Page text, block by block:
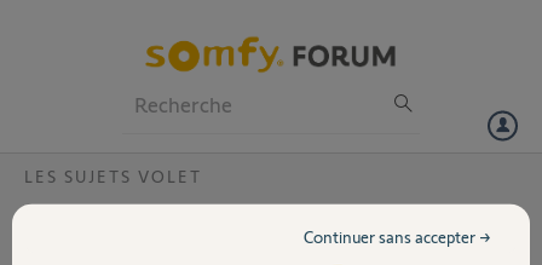
Volet
LES SUJETS VOLET
Fonctionnement aléatoire commande tout
fermer ou tout ouvrir volets RTS par kit
Continuer sans accepter →